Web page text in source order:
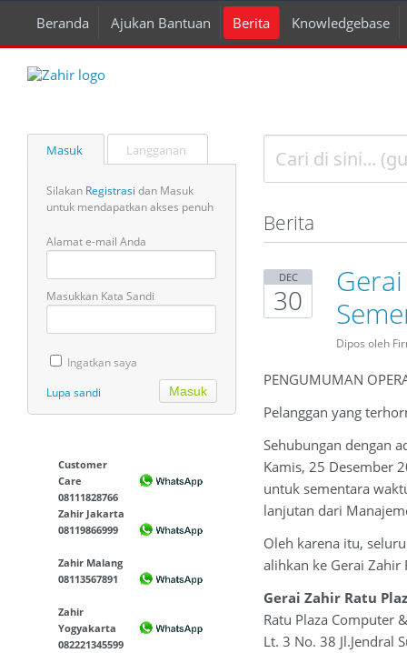
Beranda Ajukan Bantuan Berita Knowledgebase
Masuk Langganan
Silakan Registrasi dan Masuk
untuk mendapatkan akses penuh
Alamat e-mail Anda
Masukkan Kata Sandi
Ingatkan saya
Lupa sandi
Customer
Care
08111828766
Zahir Jakarta
08119866999
Zahir Malang
08113567891
Zahir
Yogyakarta
082221345599
Berita
DEC
30
Dipos oleh
PENGUMUMAN
Pelanggan yang
Sehubungan dengan
Kamis, 25 Desember
untuk sementara
lanjutan dari
Oleh karena itu,
alihkan ke Gerai Zahir
Gerai Zahir Ratu
Ratu Plaza Computer
Lt. 3 No. 38 Jl.Jendral